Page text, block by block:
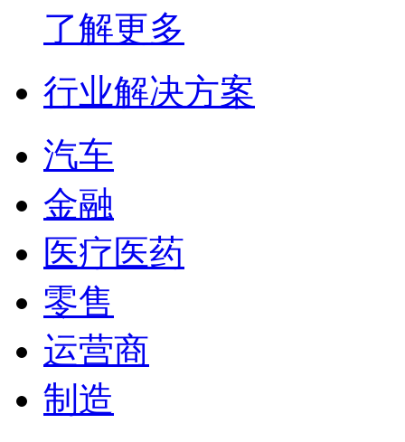
了解更多
行业解决方案
汽车
金融
医疗医药
零售
运营商
制造